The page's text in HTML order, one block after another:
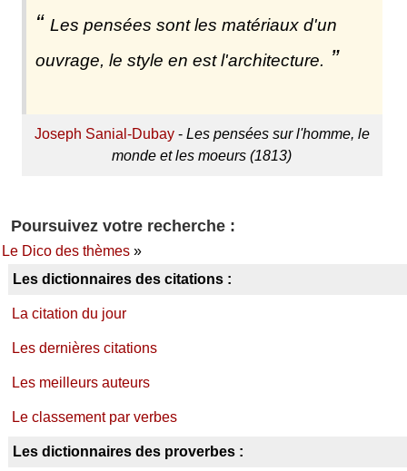
Les pensées sont les matériaux d'un
ouvrage, le style en est l'architecture.
Joseph Sanial-Dubay- Les pensées sur l'homme, le
monde et les moeurs (1813)
Poursuivez votre recherche :
Le Dico des thèmes»
Les dictionnaires des citations :
La citation du jour
Les dernières citations
Les meilleurs auteurs
Le classement par verbes
Les dictionnaires des proverbes :